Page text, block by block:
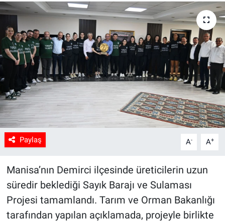
Paylaş A- A+
Manisa’nın Demirci ilçesinde üreticilerin uzun
süredir beklediği Sayık Barajı ve Sulaması
Projesi tamamlandı. Tarım ve Orman Bakanlığı
tarafından yapılan açıklamada, projeyle birlikte